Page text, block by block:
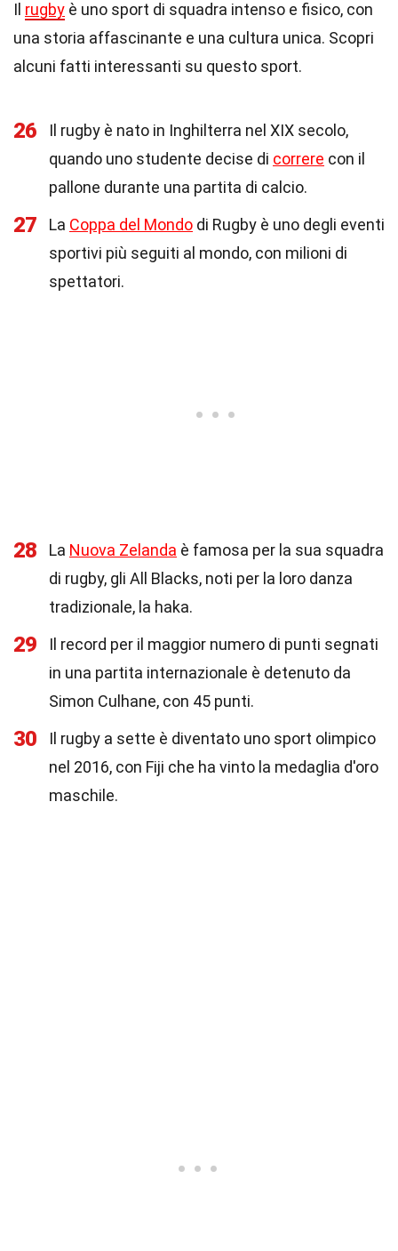
Il rugby è uno sport di squadra intenso e fisico, con
una storia affascinante e una cultura unica. Scopri
alcuni fatti interessanti su questo sport.
26
Il rugby è nato in Inghilterra nel XIX secolo,
quando uno studente decise di correre con il
pallone durante una partita di calcio.
27 La Coppa del Mondo di Rugby è uno degli eventi
sportivi più seguiti al mondo, con milioni di
spettatori.
28 La Nuova Zelanda è famosa per la sua squadra
di rugby, gli All Blacks, noti per la loro danza
tradizionale, la haka.
29
Il record per il maggior numero di punti segnati
in una partita internazionale è detenuto da
Simon Culhane, con 45 punti.
30
Il rugby a sette è diventato uno sport olimpico
nel 2016, con Fiji che ha vinto la medaglia d'oro
maschile.